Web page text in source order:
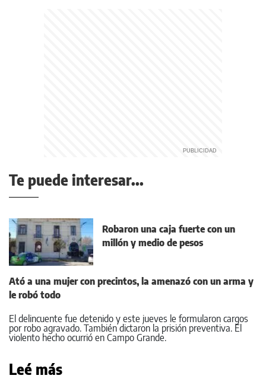
Te puede interesar...
Robaron una caja fuerte con un
millón y medio de pesos
Ató a una mujer con precintos, la amenazó con un arma y
le robó todo
El delincuente fue detenido y este jueves le formularon cargos
por robo agravado. También dictaron la prisión preventiva. El
violento hecho ocurrió en Campo Grande.
Leé más